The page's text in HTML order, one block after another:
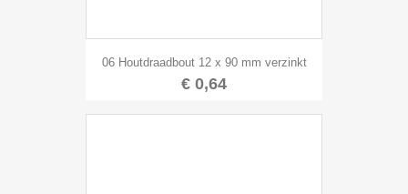
06 Houtdraadbout 12 x 90 mm verzinkt
€ 0,64